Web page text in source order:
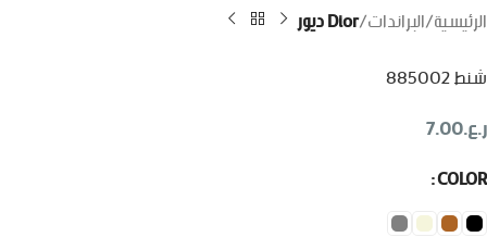
الرئيسية البراندات Dior ديور
شنط 885002
ر.ع.7.00
COLOR